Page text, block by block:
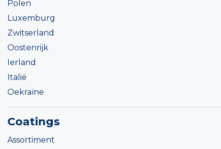
Polen
Luxemburg
Zwitserland
Oostenrijk
Ierland
Italië
Oekraïne
Coatings
Assortiment